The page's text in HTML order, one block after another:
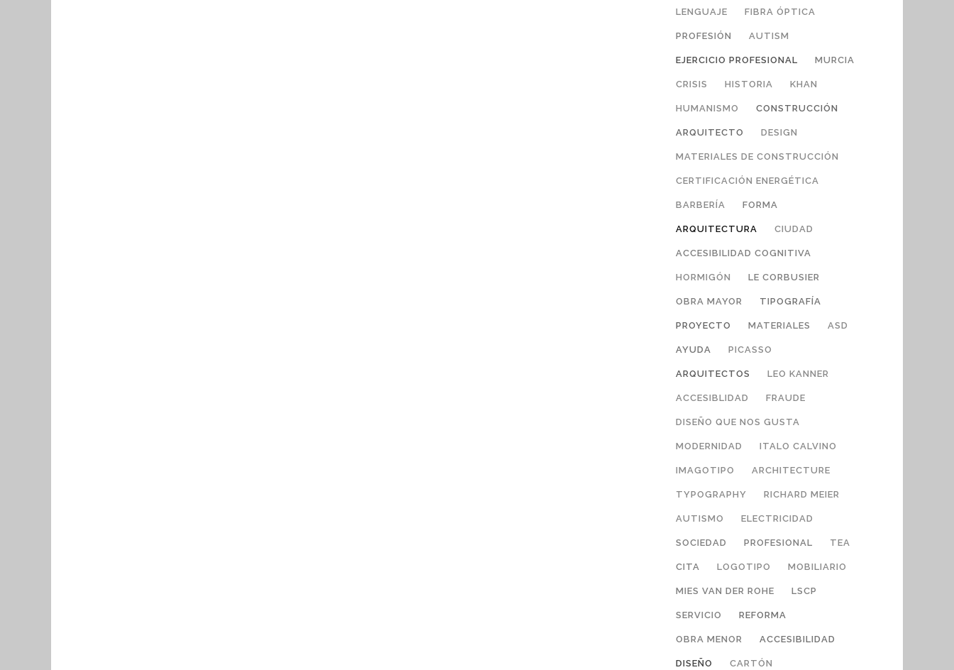
LENGUAJE FIBRA ÓPTICA
PROFESIÓN AUTISM
EJERCICIO PROFESIONAL MURCIA
CRISIS HISTORIA KHAN
HUMANISMO CONSTRUCCIÓN
ARQUITECTO DESIGN
MATERIALES DE CONSTRUCCIÓN
CERTIFICACIÓN ENERGÉTICA
BARBERÍA FORMA
ARQUITECTURA CIUDAD
ACCESIBILIDAD COGNITIVA
HORMIGÓN LE CORBUSIER
OBRA MAYOR TIPOGRAFÍA
PROYECTO MATERIALES ASD
AYUDA PICASSO
ARQUITECTOS LEO KANNER
ACCESIBLIDAD FRAUDE
DISEÑO QUE NOS GUSTA
MODERNIDAD ITALO CALVINO
IMAGOTIPO ARCHITECTURE
TYPOGRAPHY RICHARD MEIER
AUTISMO ELECTRICIDAD
SOCIEDAD PROFESIONAL TEA
CITA LOGOTIPO MOBILIARIO
MIES VAN DER ROHE LSCP
SERVICIO REFORMA
OBRA MENOR ACCESIBILIDAD
DISEÑO CARTÓN